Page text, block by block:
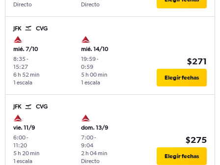
Directo
Directo
JFK CVG
mié. 7/10
8:35-
15:27
1 escala
6 h 52 min
mié. 14/10
19:59-
0:59
1 escala
5 h 00 min
$271
Elegir fechas
JFK CVG
vie. 11/9
6:00-
11:20
1 escala
5 h 20 min
dom. 13/9
7:00-
9:04
Directo
2 h 04 min
$275
Elegir fechas